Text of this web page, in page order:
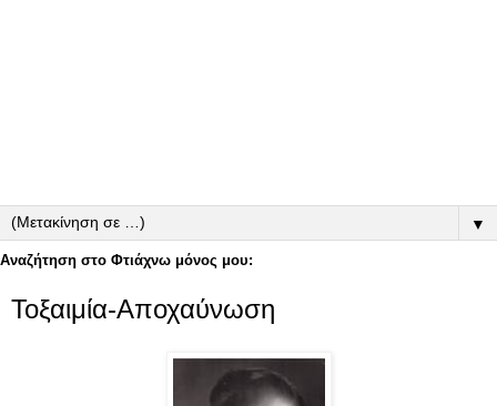
▼
Αναζήτηση στο Φτιάχνω μόνος μου:
Τοξαιμία-Αποχαύνωση